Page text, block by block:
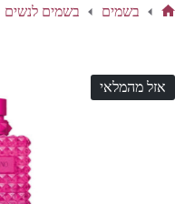
בשמים בשמים לנשים
אזל מהמלאי